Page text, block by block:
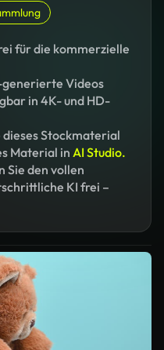
für die kommerzielle
Videos
in 4K- und HD-
dieses Stockmaterial
Material in AI Studio.
Sie den vollen
KI frei –